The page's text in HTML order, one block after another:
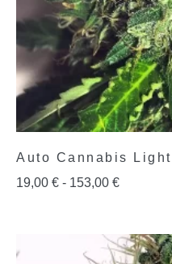
Auto Cannabis
19,00 € - 153,00 €